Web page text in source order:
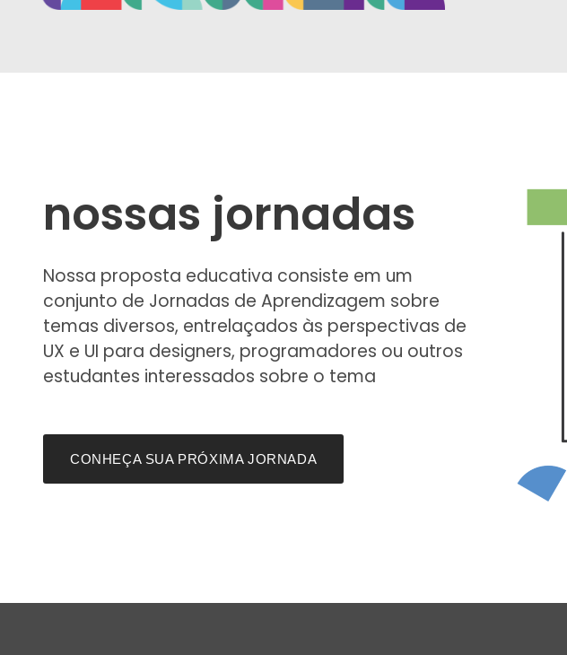
nossas jornadas
Nossa proposta educativa consiste em um
conjunto de Jornadas de Aprendizagem sobre
temas diversos, entrelaçados às perspectivas de
UX e UI para designers, programadores ou outros
estudantes interessados sobre o tema
CONHEÇA SUA PRÓXIMA JORNADA